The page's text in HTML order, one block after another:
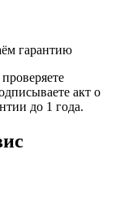
гарантию
акт о
до 1 года.